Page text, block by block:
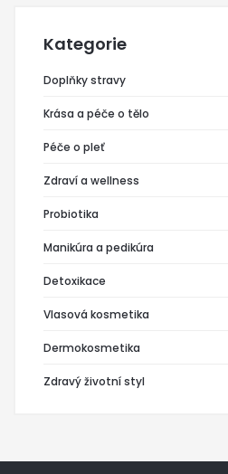
Kategorie
Doplňky stravy
Krása a péče o tělo
Péče o pleť
Zdraví a wellness
Probiotika
Manikúra a pedikúra
Detoxikace
Vlasová kosmetika
Dermokosmetika
Zdravý životní styl